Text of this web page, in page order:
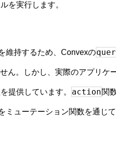
を実行します。
維持するため、Convexの
ん。しかし、実際のアプリケ
提供しています。 action関
ミューテーション関数を通じ